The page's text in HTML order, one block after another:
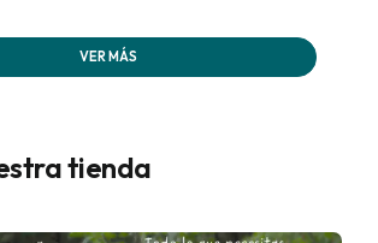
VER MÁS
tienda